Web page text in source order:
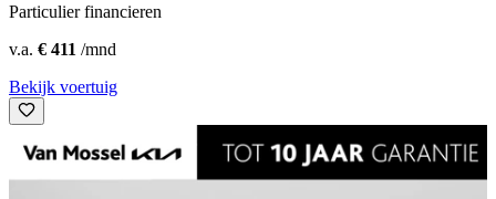
Particulier financieren
v.a. € 411 /mnd
Bekijk voertuig